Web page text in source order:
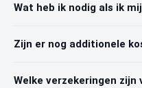
Wat heb ik nodig als ik
Zijn er nog additionele
Welke verzekeringen zijn